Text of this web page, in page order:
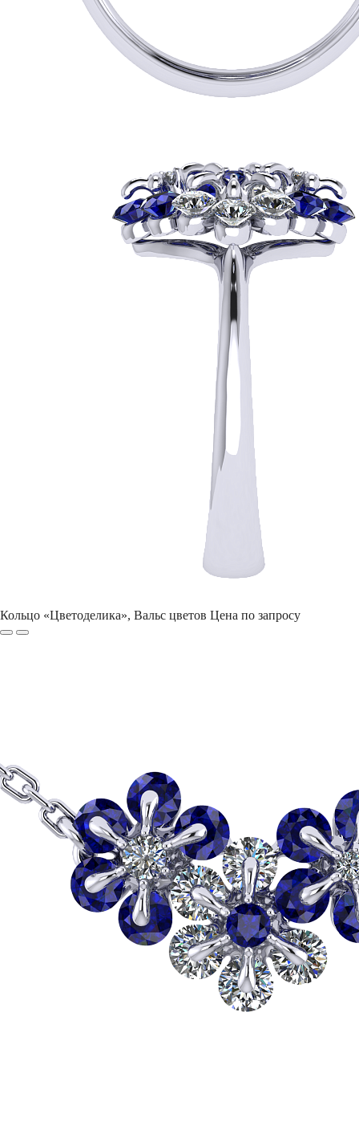
Кольцо «Цветоделика», Вальс цветов Цена по запросу